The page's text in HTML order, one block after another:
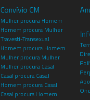
Convívio CM
Mulher procura Homem
Homem procura Mulher
Travesti-Transexual
Homem procura Homem
Mulher procura Mulher
Mulher procura Casal
Casal procura Casal
Homem procura Casal
Casal procura Homem